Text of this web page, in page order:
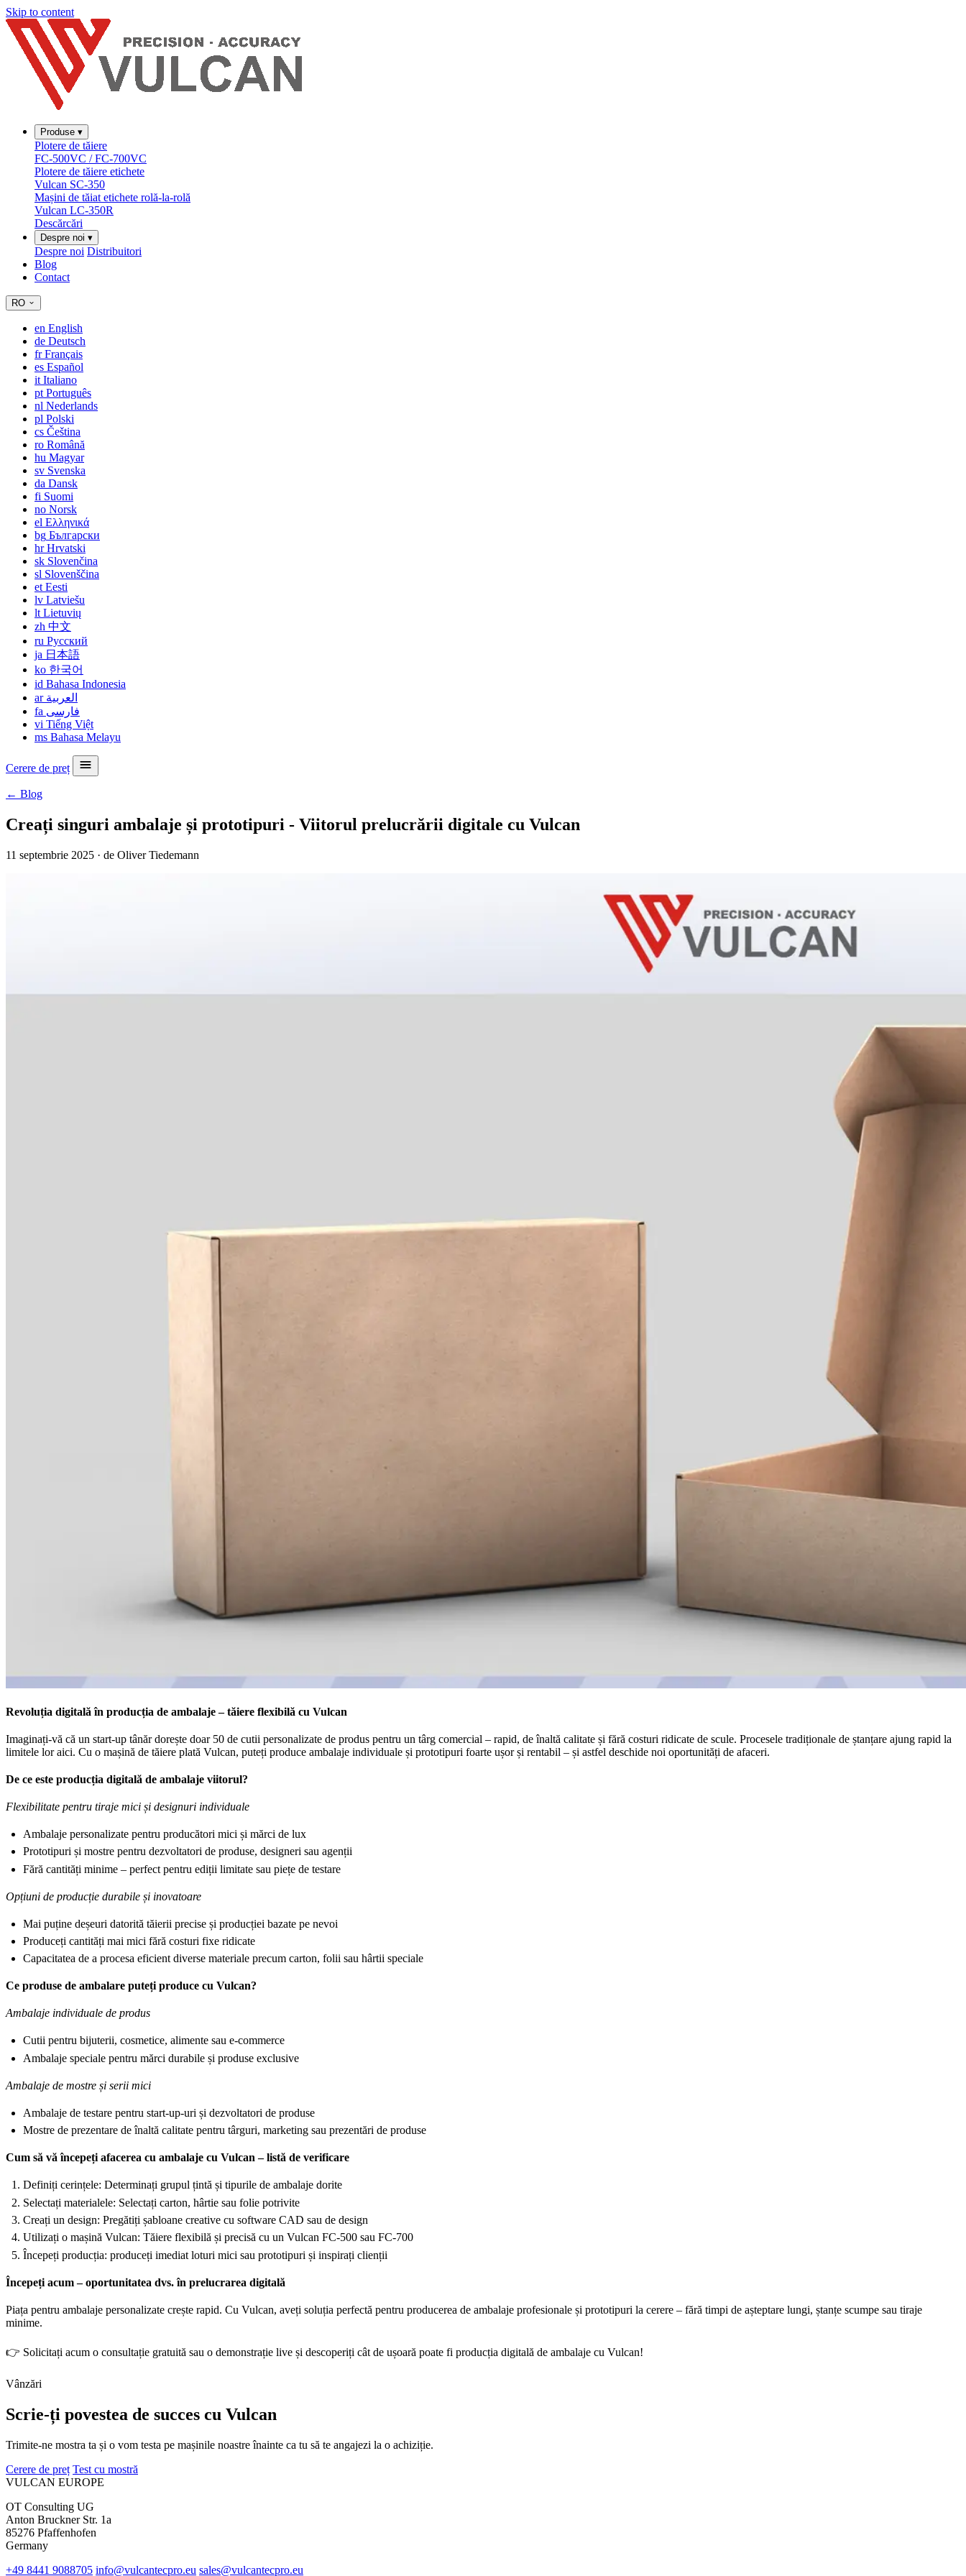
Skip to content
Produse ▾
Plotere de tăiere
FC-500VC / FC-700VC
Plotere de tăiere etichete
Vulcan SC-350
Mașini de tăiat etichete rolă-la-rolă
Vulcan LC-350R
Descărcări
Despre noi ▾
Despre noi Distribuitori
Blog
Contact
RO
en English
de Deutsch
frFrançais
es Español
it Italiano
pt Português
nl Nederlands
pl Polski
cs Čeština
ro Română
hu Magyar
sv Svenska
da Dansk
fi Suomi
no Norsk
el Ελληνικά
bg Български
hrHrvatski
sk Slovenčina
sl Slovenščina
et Eesti
lv Latviešu
lt Lietuvių
zh 中文
ru Русский
ja 日本語
ko 한국어
id Bahasa Indonesia
ar العربية
fa فارسی
vi Tiếng Việt
ms Bahasa Melayu
Cerere de preț
← Blog
Creați singuri ambalaje și prototipuri - Viitorul prelucrării digitale cu Vulcan
11 septembrie 2025 · de Oliver Tiedemann
Revoluția digitală în producția de ambalaje – tăiere flexibilă cu Vulcan
Imaginați-vă că un start-up tânăr dorește doar 50 de cutii personalizate de produs pentru un târg comercial – rapid, de înaltă calitate și fără costuri ridicate de scule. Procesele tradiționale de ștanțare ajung rapid la
limitele lor aici. Cu o mașină de tăiere plată Vulcan, puteți produce ambalaje individuale și prototipuri foarte ușor și rentabil – și astfel deschide noi oportunități de afaceri.
De ce este producția digitală de ambalaje viitorul?
Flexibilitate pentru tiraje mici și designuri individuale
Ambalaje personalizate pentru producători mici și mărci de lux
Prototipuri și mostre pentru dezvoltatori de produse, designeri sau agenții
Fără cantități minime – perfect pentru ediții limitate sau piețe de testare
Opțiuni de producție durabile și inovatoare
Mai puține deșeuri datorită tăierii precise și producției bazate pe nevoi
Produceți cantități mai mici fără costuri fixe ridicate
Capacitatea de a procesa eficient diverse materiale precum carton, folii sau hârtii speciale
Ce produse de ambalare puteți produce cu Vulcan?
Ambalaje individuale de produs
Cutii pentru bijuterii, cosmetice, alimente sau e-commerce
Ambalaje speciale pentru mărci durabile și produse exclusive
Ambalaje de mostre și serii mici
Ambalaje de testare pentru start-up-uri și dezvoltatori de produse
Mostre de prezentare de înaltă calitate pentru târguri, marketing sau prezentări de produse
Cum să vă începeți afacerea cu ambalaje cu Vulcan – listă de verificare
Definiți cerințele: Determinați grupul țintă și tipurile de ambalaje dorite
Selectați materialele: Selectați carton, hârtie sau folie potrivite
Creați un design: Pregătiți șabloane creative cu software CAD sau de design
Utilizați o mașină Vulcan: Tăiere flexibilă și precisă cu un Vulcan FC-500 sau FC-700
Începeți producția: produceți imediat loturi mici sau prototipuri și inspirați clienții
Începeți acum – oportunitatea dvs. în prelucrarea digitală
Piața pentru ambalaje personalizate crește rapid. Cu Vulcan, aveți soluția perfectă pentru producerea de ambalaje profesionale și prototipuri la cerere – fără timpi de așteptare lungi, ștanțe scumpe sau tiraje
minime.
👉 Solicitați acum o consultație gratuită sau o demonstrație live și descoperiți cât de ușoară poate fi producția digitală de ambalaje cu Vulcan!
Vânzări
Scrie-ți povestea de succes cu Vulcan
Trimite-ne mostra ta și o vom testa pe mașinile noastre înainte ca tu să te angajezi la o achiziție.
Cerere de preț Test cu mostră
VULCAN EUROPE
OT Consulting UG
Anton Bruckner Str. 1a
85276 Pfaffenhofen
Germany
+49 8441 9088705 info@vulcantecpro.eu sales@vulcantecpro.eu